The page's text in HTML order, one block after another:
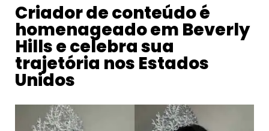
Criador de conteúdo é
homenageado em Beverly
Hills e celebra sua
trajetória nos Estados
Unidos